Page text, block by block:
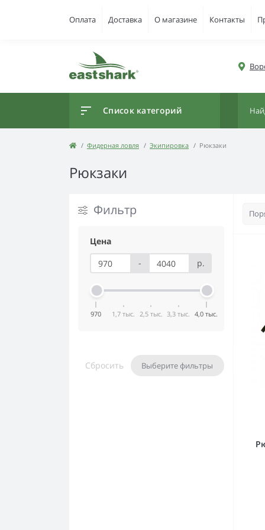
Оплата Доставка О магазине Контакты
Список категорий
Фидерная ловля Экипировка Рюкзаки
Рюкзаки
Фильтр
Цена
-
р.
970 1,7 тыс. 2,5 тыс. 3,3 тыс. 4,0 тыс.
Сбросить Выберите фильтры